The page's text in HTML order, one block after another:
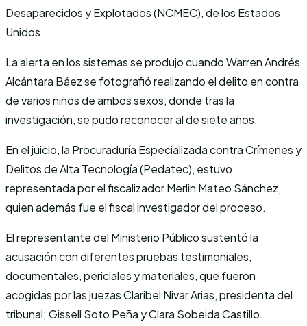
Desaparecidos y Explotados (NCMEC), de los Estados
Unidos.
La alerta en los sistemas se produjo cuando Warren Andrés
Alcántara Báez se fotografió realizando el delito en contra
de varios niños de ambos sexos, donde tras la
investigación, se pudo reconocer al de siete años.
En el juicio, la Procuraduría Especializada contra Crímenes y
Delitos de Alta Tecnología (Pedatec), estuvo
representada por el fiscalizador Merlin Mateo Sánchez,
quien además fue el fiscal investigador del proceso.
El representante del Ministerio Público sustentó la
acusación con diferentes pruebas testimoniales,
documentales, periciales y materiales, que fueron
acogidas por las juezas Claribel Nivar Arias, presidenta del
tribunal; Gissell Soto Peña y Clara Sobeida Castillo.